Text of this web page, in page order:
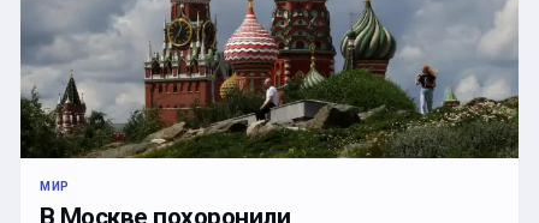
МИР
В Москве похоронили